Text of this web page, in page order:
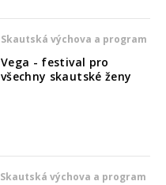
Skautská výchova a program
Vega - festival pro
všechny skautské ženy
Skautská výchova a program